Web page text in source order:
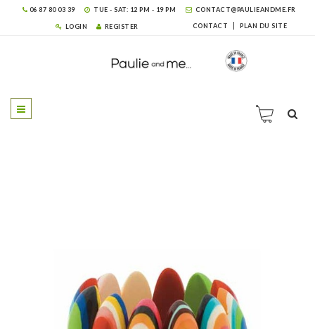
06 87 80 03 39 TUE - SAT: 12 PM - 19 PM CONTACT@PAULIEANDME.FR
LOGIN REGISTER CONTACT PLAN DU SITE